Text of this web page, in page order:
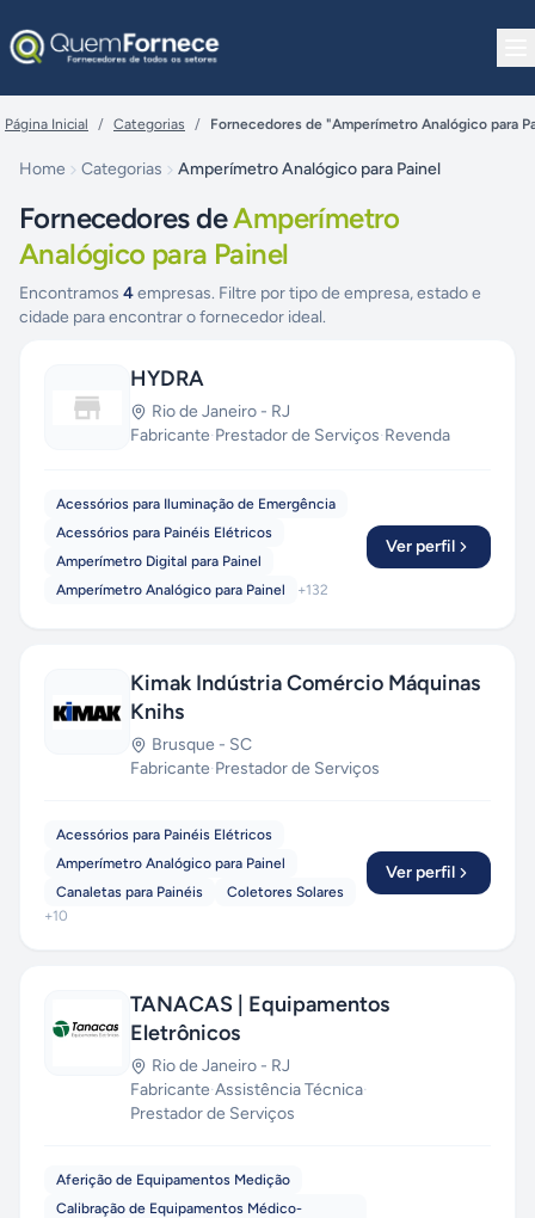
Página Inicial / Categorias / Fornecedores de "Amperímetro Analógico para
Home Categorias Amperímetro Analógico para Painel
Fornecedores deAmperímetro
Analógico para Painel
Encontramos 4empresas. Filtre por tipo de empresa, estado e
cidade para encontrar o fornecedor ideal.
HYDRA
Rio de Janeiro - RJ
Fabricante·Prestador de Serviços·Revenda
Acessórios para Iluminação de Emergência
Acessórios para Painéis Elétricos
Amperímetro Digital para Painel
Amperímetro Analógico para Painel
+132
Ver perfil
Kimak Indústria Comércio Máquinas
Knihs
Brusque - SC
Fabricante·Prestador de Serviços
Acessórios para Painéis Elétricos
Amperímetro Analógico para Painel
Canaletas para Painéis
Coletores Solares
+10
Ver perfil
TANACAS | Equipamentos
Eletrônicos
Rio de Janeiro - RJ
Fabricante·Assistência Técnica·
Prestador de Serviços
Aferição de Equipamentos Medição
Calibração de Equipamentos Médico-